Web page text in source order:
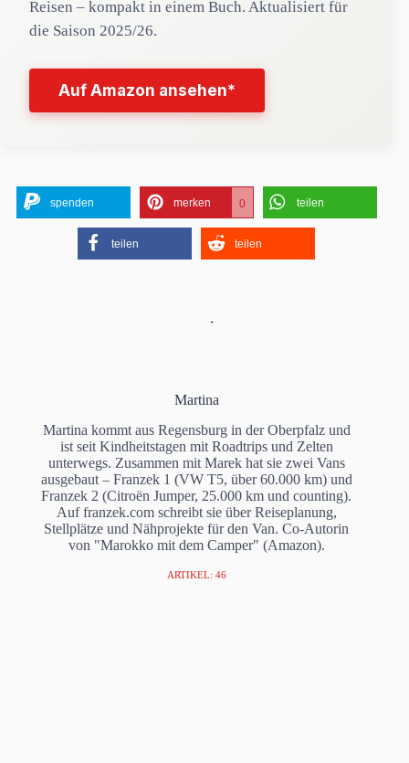
Reisen – kompakt in einem Buch. Aktualisiert für
die Saison 2025/26.
Auf Amazon ansehen*
spenden merken 0 teilen
teilen teilen
Martina
Martina kommt aus Regensburg in der Oberpfalz und
ist seit Kindheitstagen mit Roadtrips und Zelten
unterwegs. Zusammen mit Marek hat sie zwei Vans
ausgebaut – Franzek 1 (VW T5, über 60.000 km) und
Franzek 2 (Citroën Jumper, 25.000 km und counting).
Auf franzek.com schreibt sie über Reiseplanung,
Stellplätze und Nähprojekte für den Van. Co-Autorin
von "Marokko mit dem Camper" (Amazon).
ARTIKEL: 46